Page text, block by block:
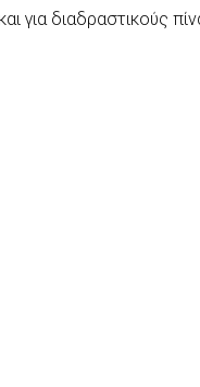
για διαδραστικούς